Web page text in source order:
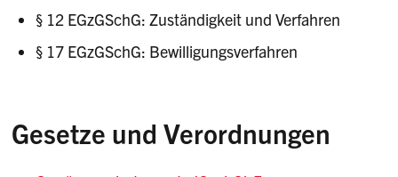
§ 12 EGzGSchG: Zuständigkeit und Verfahren
§ 17 EGzGSchG: Bewilligungsverfahren
Gesetze und Verordnungen